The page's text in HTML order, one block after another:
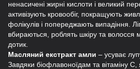
ненасичені жирні кислоти і великий
активізують кровообіг, покращують
фолікулів і попереджають випадіння.
вбираються, роблять шкіру та волосся
дотик.
Масляний екстракт амли – усуває
Завдяки біофлавоноїдам та вітаміну С,